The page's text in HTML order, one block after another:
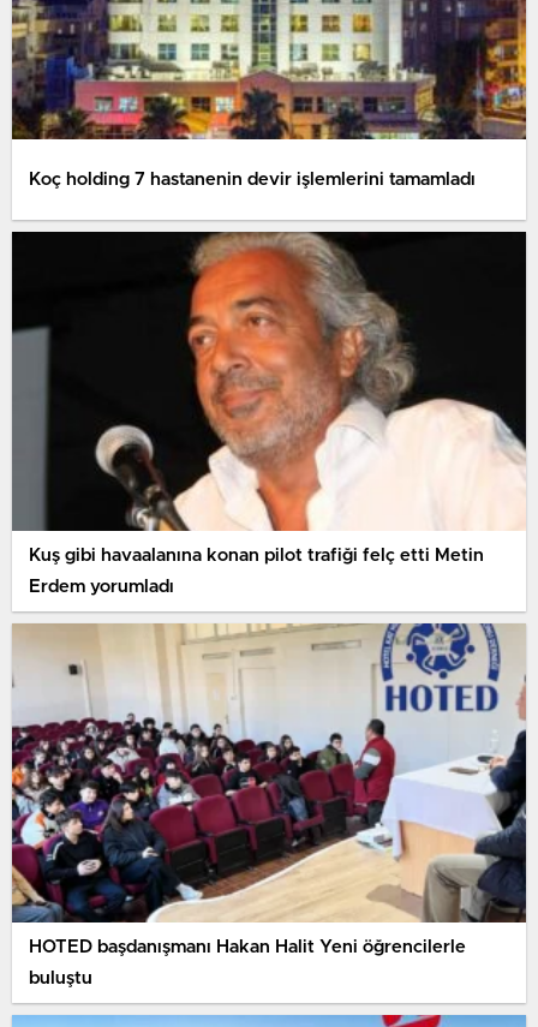
Koç holding 7 hastanenin devir işlemlerini tamamladı
Kuş gibi havaalanına konan pilot trafiği felç etti Metin
Erdem yorumladı
HOTED başdanışmanı Hakan Halit Yeni öğrencilerle
buluştu